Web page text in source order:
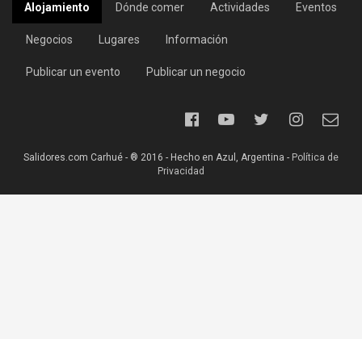
Alojamiento Dónde comer Actividades Eventos
Negocios Lugares Información
Publicar un evento Publicar un negocio
Salidores.com Carhué - ® 2016 - Hecho en Azul, Argentina - Política de
Privacidad